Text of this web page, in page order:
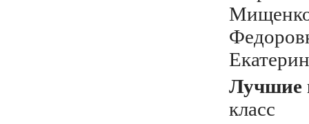
Лучшие
класс